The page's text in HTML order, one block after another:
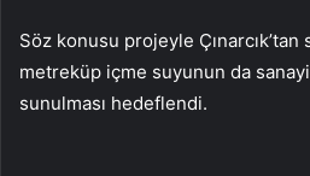
Söz konusu projeyle
metreküp içme suyunun da
sunulması hedeflendi.